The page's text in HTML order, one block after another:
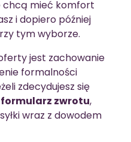
chcą mieć komfort
i dopiero później
tym wyborze.
jest zachowanie
formalności
zdecydujesz się
formularz zwrotu,
wraz z dowodem